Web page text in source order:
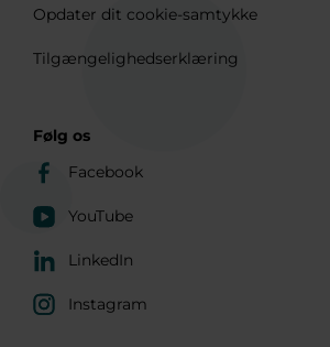
Opdater dit cookie-samtykke
Tilgængelighedserklæring
Følg os
Facebook
YouTube
LinkedIn
Instagram